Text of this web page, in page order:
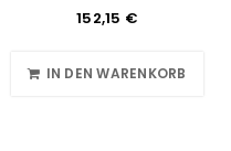
152,15 €
IN DEN WARENKORB